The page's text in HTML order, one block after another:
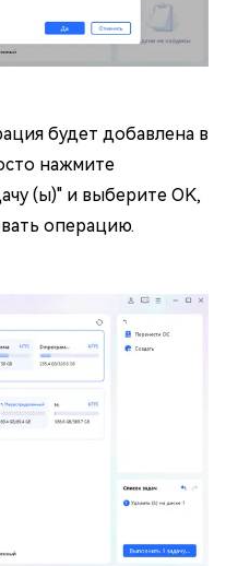
будет добавлена в
нажмите
(ы)" и выберите OK,
операцию.